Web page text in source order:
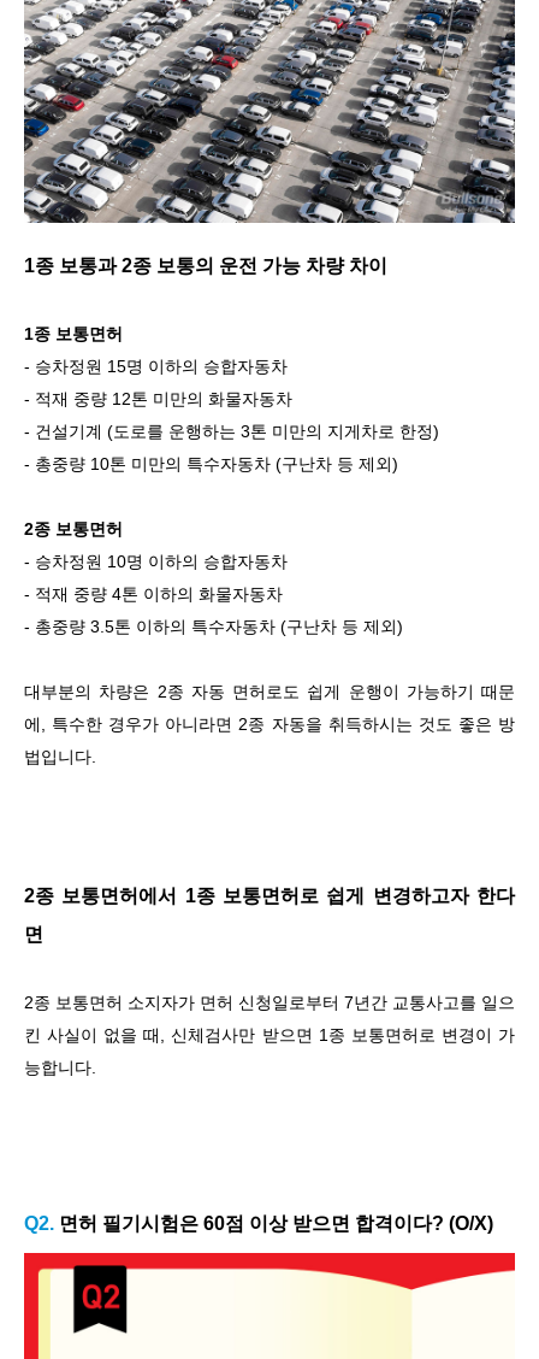
1종 보통과 2종 보통의 운전 가능 차량 차이
1종 보통면허
- 승차정원 15명 이하의 승합자동차
- 적재 중량 12톤 미만의 화물자동차
- 건설기계 (도로를 운행하는 3톤 미만의 지게차로 한정)
- 총중량 10톤 미만의 특수자동차 (구난차 등 제외)
2종 보통면허
- 승차정원 10명 이하의 승합자동차
- 적재 중량 4톤 이하의 화물자동차
- 총중량 3.5톤 이하의 특수자동차 (구난차 등 제외)
대부분의 차량은 2종 자동 면허로도 쉽게 운행이 가능하기 때문
에, 특수한 경우가 아니라면 2종 자동을 취득하시는 것도 좋은 방
법입니다.
2종 보통면허에서 1종 보통면허로 쉽게 변경하고자 한다
면
2종 보통면허 소지자가 면허 신청일로부터 7년간 교통사고를 일으
킨 사실이 없을 때, 신체검사만 받으면 1종 보통면허로 변경이 가
능합니다.
Q2. 면허 필기시험은 60점 이상 받으면 합격이다? (O/X)